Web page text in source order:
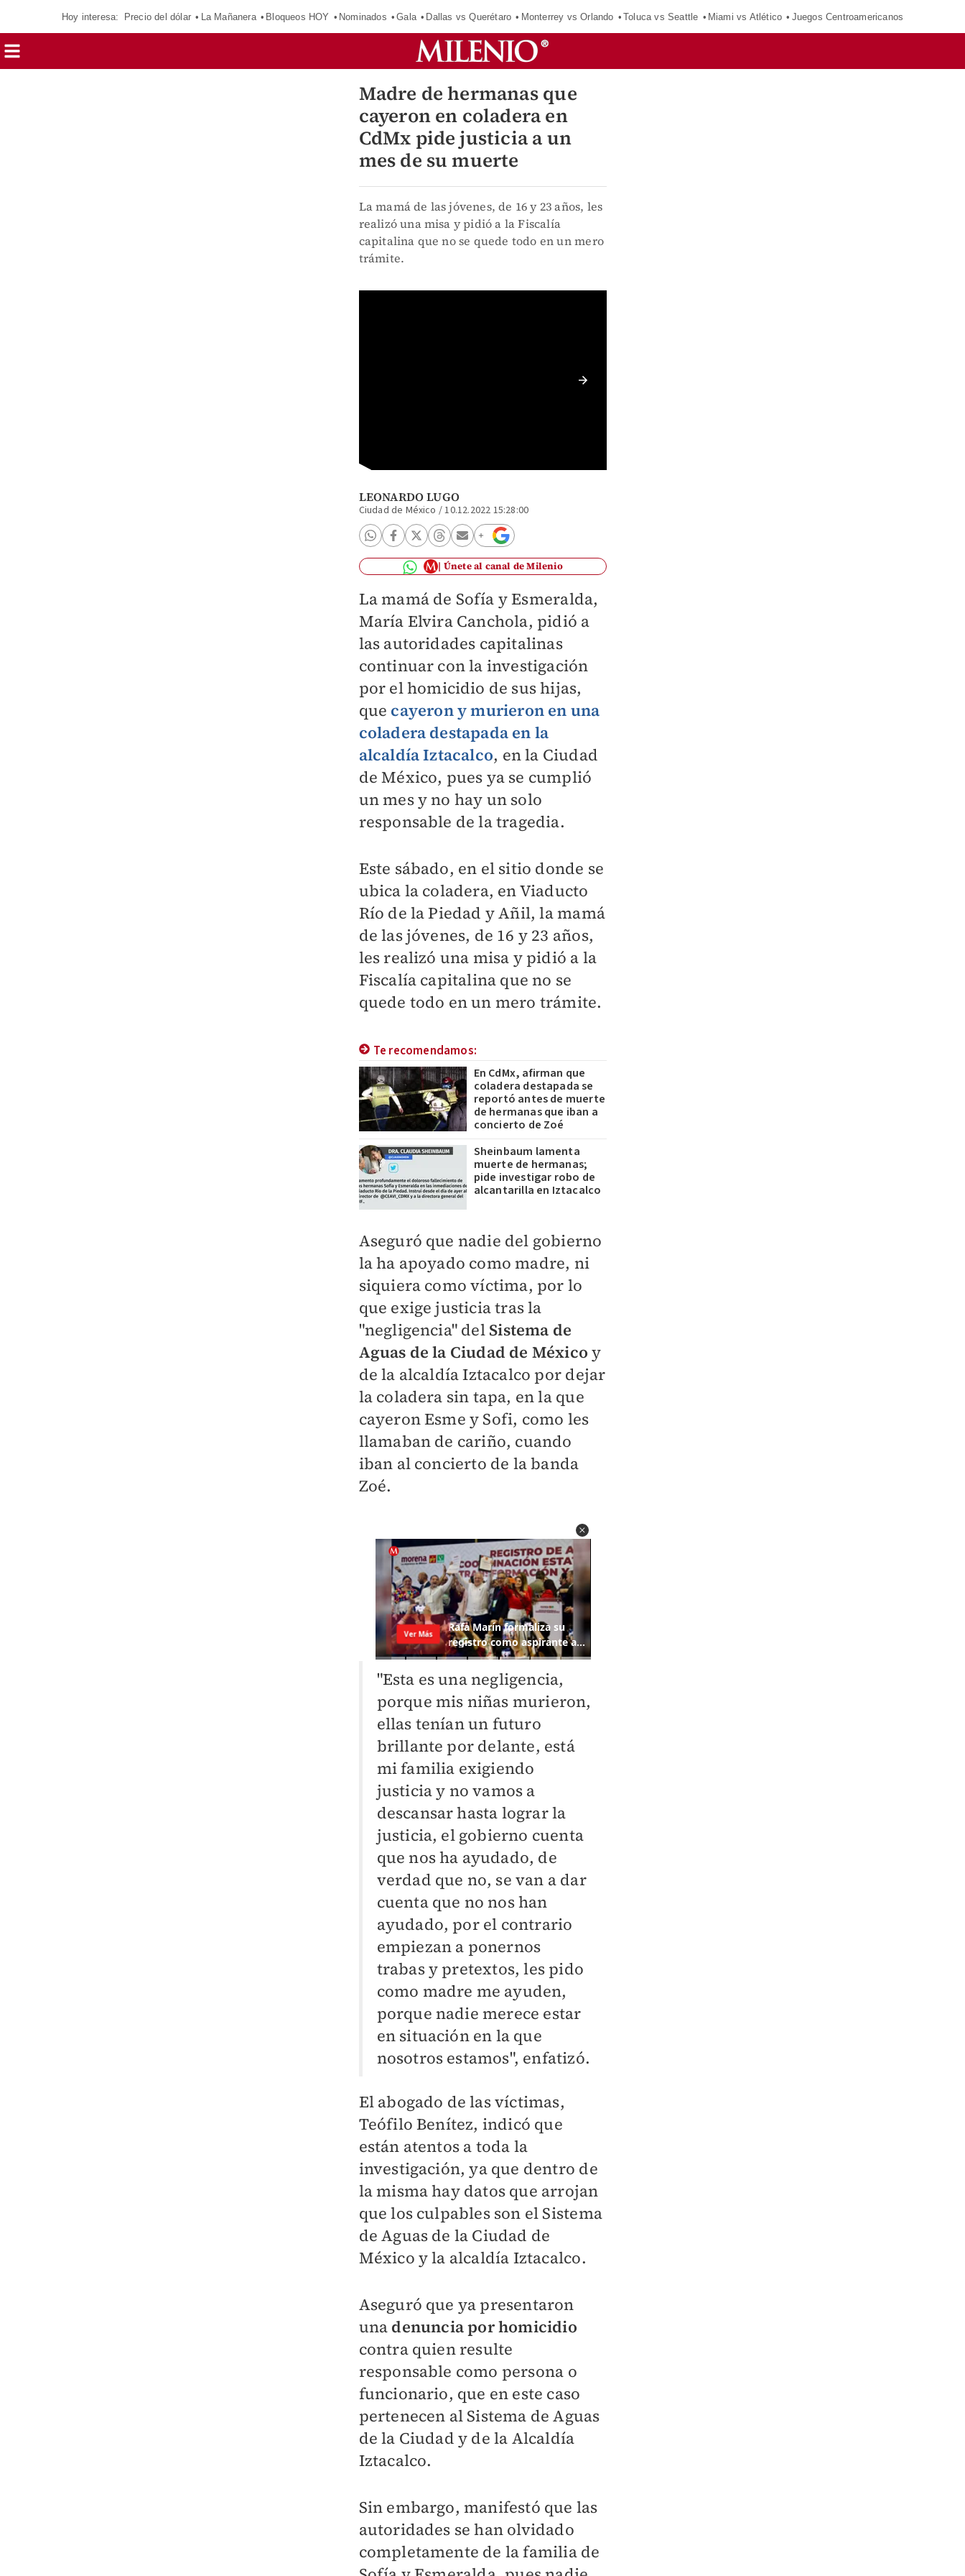
Hoy interesa: Precio del dólar La Mañanera Bloqueos HOY Nominados Gala Dallas vs Querétaro Monterrey vs Orlando Toluca vs Seattle Miami vs Atlético Juegos Centroamericanos
Madre de hermanas que
cayeron en coladera en
CdMx pide justicia a un
mes de su muerte
La mamá de las jóvenes, de 16 y 23 años, les
realizó una misa y pidió a la Fiscalía
capitalina que no se quede todo en un mero
trámite.
LEONARDO LUGO
Ciudad de México /10.12.2022 15:28:00
Únete al canal de Milenio
La mamá de Sofía y Esmeralda,
María Elvira Canchola, pidió a
las autoridades capitalinas
continuar con la investigación
por el homicidio de sus hijas,
que cayeron y murieron en una
coladera destapada en la
alcaldía Iztacalco, en la Ciudad
de México, pues ya se cumplió
un mes y no hay un solo
responsable de la tragedia.
Este sábado, en el sitio donde se
ubica la coladera, en Viaducto
Río de la Piedad y Añil, la mamá
de las jóvenes, de 16 y 23 años,
les realizó una misa y pidió a la
Fiscalía capitalina que no se
quede todo en un mero trámite.
Te recomendamos:
En CdMx, afirman que
coladera destapada se
reportó antes de muerte
de hermanas que iban a
concierto de Zoé
Sheinbaum lamenta
muerte de hermanas;
pide investigar robo de
alcantarilla en Iztacalco
Aseguró que nadie del gobierno
la ha apoyado como madre, ni
siquiera como víctima, por lo
que exige justicia tras la
"negligencia" del Sistema de
Aguas de la Ciudad de México y
de la alcaldía Iztacalco por dejar
la coladera sin tapa, en la que
cayeron Esme y Sofi, como les
llamaban de cariño, cuando
iban al concierto de la banda
Zoé.
"Esta es una negligencia,
porque mis niñas murieron,
ellas tenían un futuro
brillante por delante, está
mi familia exigiendo
justicia y no vamos a
descansar hasta lograr la
justicia, el gobierno cuenta
que nos ha ayudado, de
verdad que no, se van a dar
cuenta que no nos han
ayudado, por el contrario
empiezan a ponernos
trabas y pretextos, les pido
como madre me ayuden,
porque nadie merece estar
en situación en la que
nosotros estamos", enfatizó.
El abogado de las víctimas,
Teófilo Benítez, indicó que
están atentos a toda la
investigación, ya que dentro de
la misma hay datos que arrojan
que los culpables son el Sistema
de Aguas de la Ciudad de
México y la alcaldía Iztacalco.
Aseguró que ya presentaron
una denuncia por homicidio
contra quien resulte
responsable como persona o
funcionario, que en este caso
pertenecen al Sistema de Aguas
de la Ciudad y de la Alcaldía
Iztacalco.
Sin embargo, manifestó que las
autoridades se han olvidado
completamente de la familia de